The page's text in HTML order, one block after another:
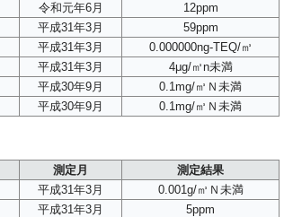
令和元年6月
12ppm
平成31年3月
59ppm
平成31年3月
0.000000ng-TEQ/㎥
平成31年3月
4μg/㎥n未満
平成30年9月
0.1mg/㎥Ｎ未満
平成30年9月 0.1mg/㎥Ｎ未満
測定月 測定結果
平成31年3月
0.001g/㎥Ｎ未満
平成31年3月
5ppm